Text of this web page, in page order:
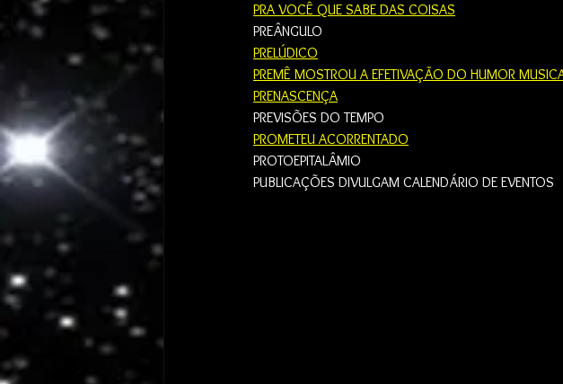
PRA VOCÊ QUE SABE DAS COISAS
PREÂNGULO
PRELÚDICO
PREMÊ MOSTROU A EFETIVAÇÃO DO HUMOR
PRENASCENÇA
PREVISÕES DO TEMPO
PROMETEU ACORRENTADO
PROTOEPITALÂMIO
PUBLICAÇÕES DIVULGAM CALENDÁRIO DE EVENTOS